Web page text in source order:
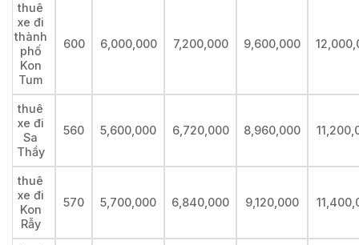
thuê
xe đi
thành
phố
Kon
Tum
600 6,000,000 7,200,000 9,600,000
thuê
xe đi
Sa
Thầy
560 5,600,000 6,720,000 8,960,000
thuê
xe đi
Kon
Rẫy
570 5,700,000 6,840,000 9,120,000